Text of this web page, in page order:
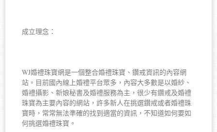
成立理念：
WJ婚禮珠寶網是一個整合婚禮珠寶、鑽戒資訊的內容網
站。目前國內線上婚禮平台眾多，內容大多數是以婚紗、
婚禮攝影、新娘秘書及婚禮服務為主，很少有鑽戒及婚禮
珠寶為主要內容的網站，許多新人在挑選鑽戒或者婚禮珠
寶時，常常無法準確的找到適當的資訊，不知道如何要如
何挑選婚禮珠寶。